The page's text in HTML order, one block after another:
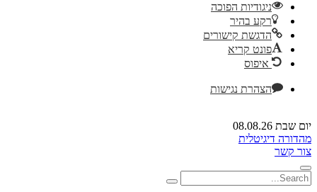
ניגודיות הפוכה
רקע בהיר
הדגשת קישורים
פונט קריא
איפוס
הצהרת נגישות
יום שבת 08.08.26
מהדורה דיגיטלית
צור קשר